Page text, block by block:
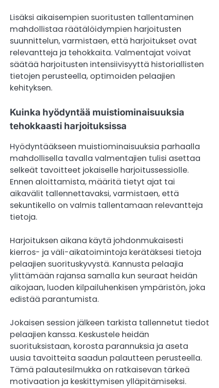
Lisäksi aikaisempien suoritusten tallentaminen
mahdollistaa räätälöidympien harjoitusten
suunnittelun, varmistaen, että harjoitukset ovat
relevantteja ja tehokkaita. Valmentajat voivat
säätää harjoitusten intensiivisyyttä historiallisten
tietojen perusteella, optimoiden pelaajien
kehityksen.
Kuinka hyödyntää muistiominaisuuksia
tehokkaasti harjoituksissa
Hyödyntääkseen muistiominaisuuksia parhaalla
mahdollisella tavalla valmentajien tulisi asettaa
selkeät tavoitteet jokaiselle harjoitussessiolle.
Ennen aloittamista, määritä tietyt ajat tai
aikavälit tallennettavaksi, varmistaen, että
sekuntikello on valmis tallentamaan relevantteja
tietoja.
Harjoituksen aikana käytä johdonmukaisesti
kierros- ja väli-aikatoimintoja kerätäksesi tietoja
pelaajien suorituskyvystä. Kannusta pelaajia
ylittämään rajansa samalla kun seuraat heidän
aikojaan, luoden kilpailuhenkisen ympäristön, joka
edistää parantumista.
Jokaisen session jälkeen tarkista tallennetut tiedot
pelaajien kanssa. Keskustele heidän
suorituksistaan, korosta parannuksia ja aseta
uusia tavoitteita saadun palautteen perusteella.
Tämä palautesilmukka on ratkaisevan tärkeä
motivaation ja keskittymisen ylläpitämiseksi.